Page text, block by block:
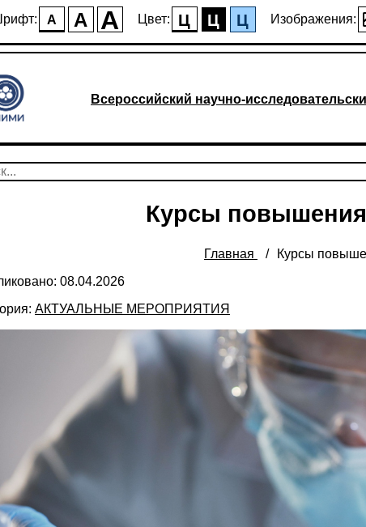
A A A Цвет: Ц Ц Ц Изображения:
Всероссийский научно-
Курсы
Главная
Курсы
08.04.2026
АКТУАЛЬНЫЕ МЕРОПРИЯТИЯ